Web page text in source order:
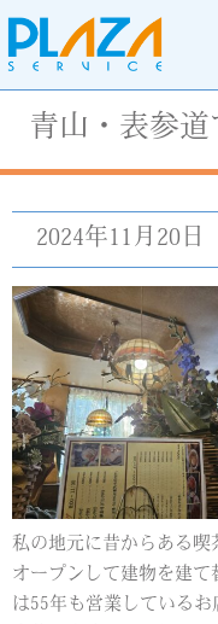
青山・表参道
2024年11月20日
私の地元に昔からある喫
オープンして建物を建て
は55年も営業しているお